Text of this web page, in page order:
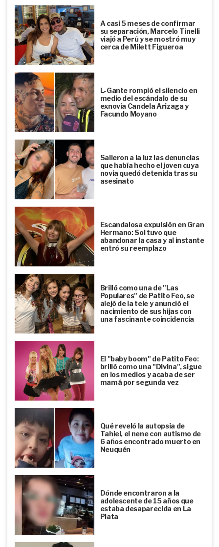
A casi 5 meses de confirmar
su separación, Marcelo Tinelli
viajó a Perú y se mostró muy
cerca de Milett Figueroa
L-Gante rompió el silencio en
medio del escándalo de su
exnovia Candela Arizaga y
Facundo Moyano
Salieron a la luz las denuncias
que había hecho el joven cuya
novia quedó detenida tras su
asesinato
Escandalosa expulsión en Gran
Hermano: Sol tuvo que
abandonar la casa y al instante
entró su reemplazo
Brilló como una de "Las
Populares" de Patito Feo, se
alejó de la tele y anunció el
nacimiento de sus hijas con
una fascinante coincidencia
El "baby boom" de Patito Feo:
brilló como una "Divina", sigue
en los medios y acaba de ser
mamá por segunda vez
Qué reveló la autopsia de
Tahiel, el nene con autismo de
6 años encontrado muerto en
Neuquén
Dónde encontraron a la
adolescente de 15 años que
estaba desaparecida en La
Plata